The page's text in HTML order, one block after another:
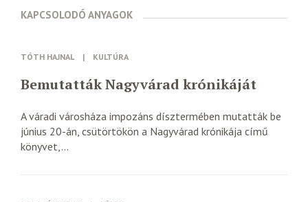
KAPCSOLODÓ ANYAGOK
TÓTH HAJNAL | KULTÚRA
Bemutatták Nagyvárad krónikáját
A váradi városháza impozáns dísztermében mutatták be
június 20-án, csütörtökön a Nagyvárad krónikája című
könyvet,...